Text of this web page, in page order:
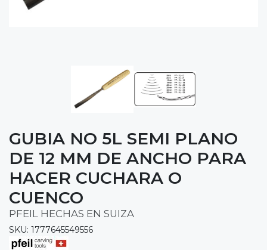
GUBIA NO 5L SEMI PLANO
DE 12 MM DE ANCHO PARA
HACER CUCHARA O
CUENCO
PFEIL HECHAS EN SUIZA
SKU: 1777645549556